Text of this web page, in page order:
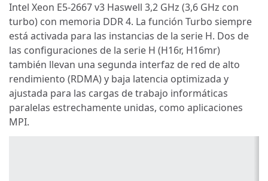
Intel Xeon E5-2667 v3 Haswell 3,2 GHz (3,6 GHz con
turbo) con memoria DDR 4. La función Turbo siempre
está activada para las instancias de la serie H. Dos de
las configuraciones de la serie H (H16r, H16mr)
también llevan una segunda interfaz de red de alto
rendimiento (RDMA) y baja latencia optimizada y
ajustada para las cargas de trabajo informáticas
paralelas estrechamente unidas, como aplicaciones
MPI.